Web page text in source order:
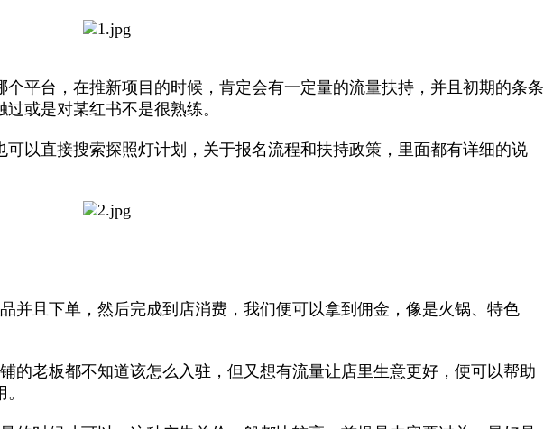
平台，在推新项目的时候，肯定会有一定量的流量扶持，并且初期的条条
或是对某红书不是很熟练。
以直接搜索探照灯计划，关于报名流程和扶持政策，里面都有详细的说
并且下单，然后完成到店消费，我们便可以拿到佣金，像是火锅、特色
的老板都不知道该怎么入驻，但又想有流量让店里生意更好，便可以帮助